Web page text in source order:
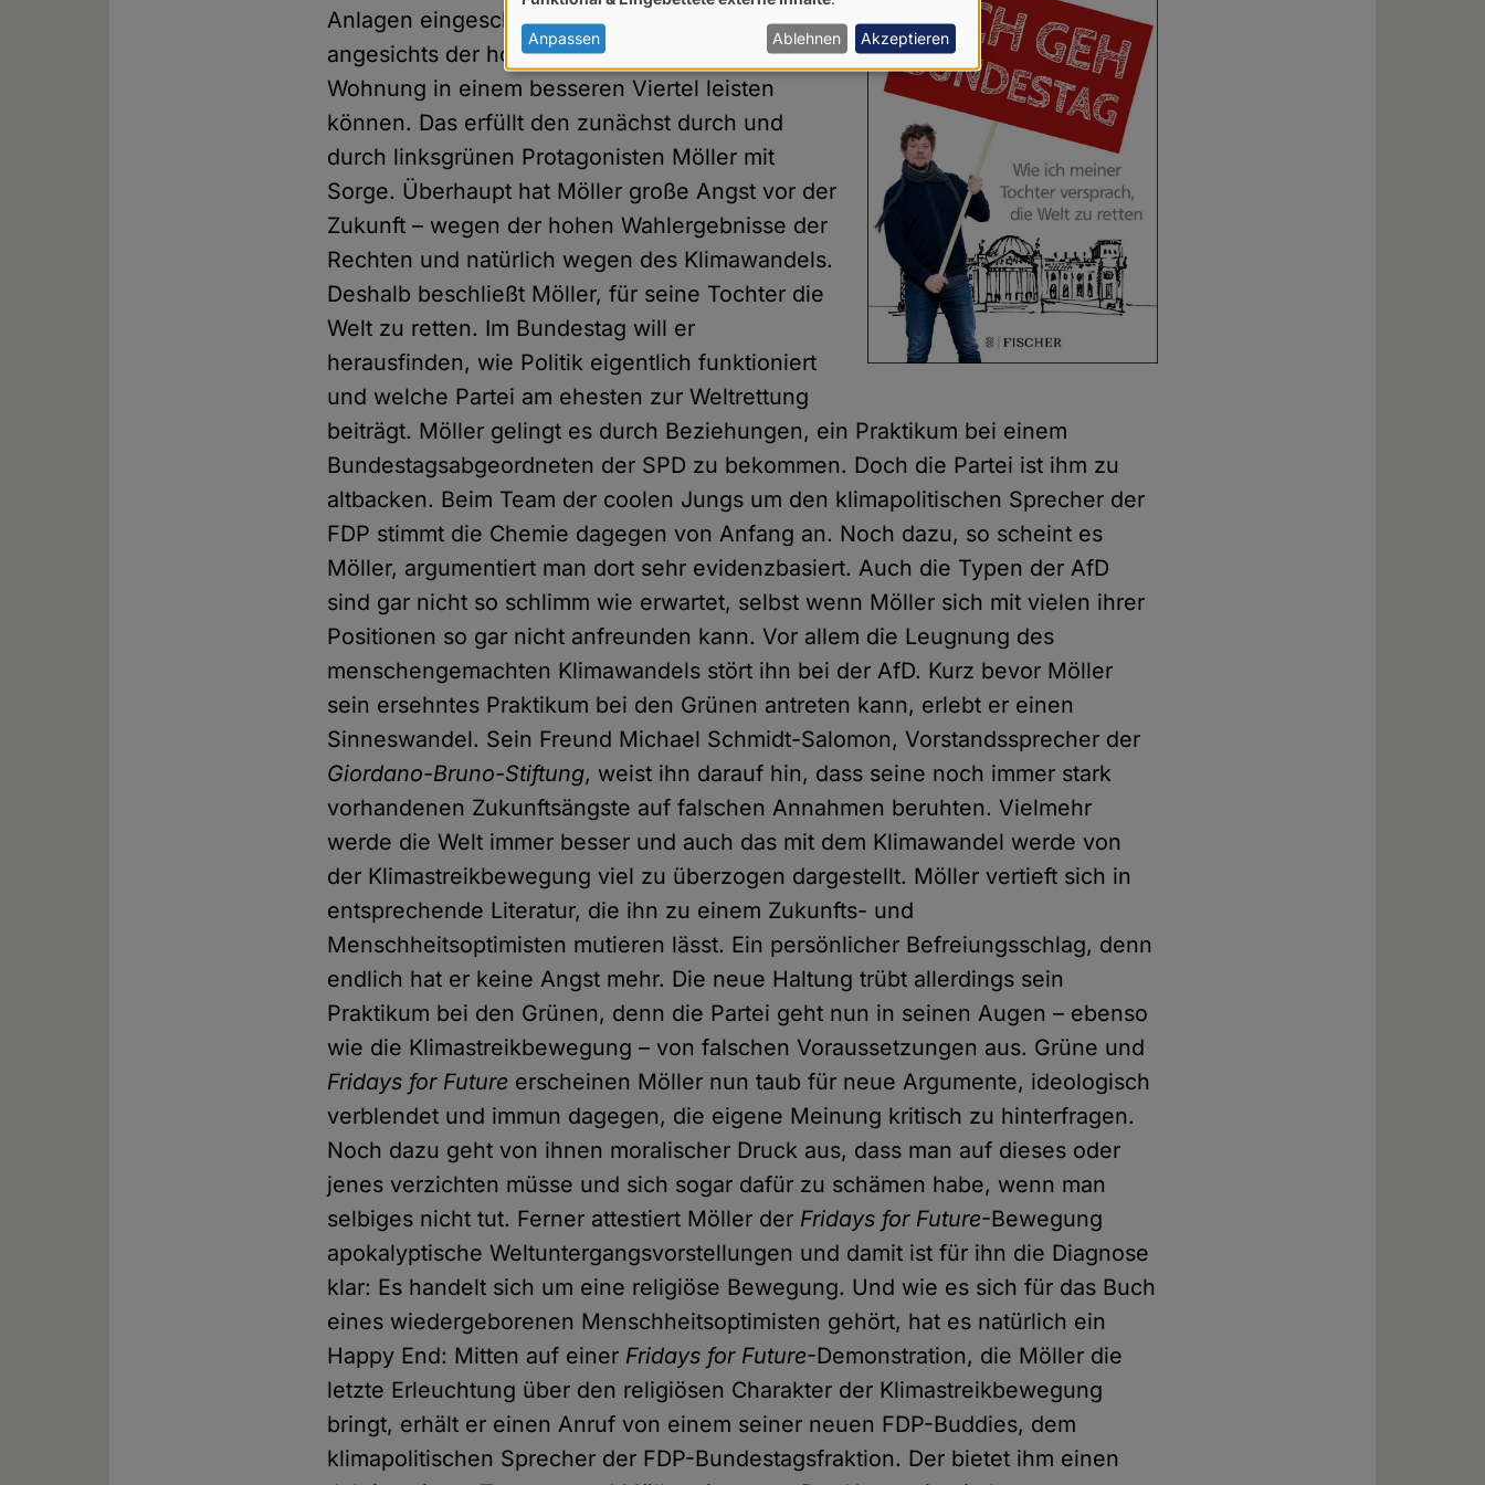
Anlagen eingeschult, weil ihre Eltern sich
angesichts der horrenden Berliner Mieten keine
Wohnung in einem besseren Viertel leisten
können. Das erfüllt den zunächst durch und
durch linksgrünen Protagonisten Möller mit
Sorge. Überhaupt hat Möller große Angst vor der
Zukunft – wegen der hohen Wahlergebnisse der
Rechten und natürlich wegen des Klimawandels.
Deshalb beschließt Möller, für seine Tochter die
Welt zu retten. Im Bundestag will er
herausfinden, wie Politik eigentlich funktioniert
und welche Partei am ehesten zur Weltrettung
beiträgt. Möller gelingt es durch Beziehungen, ein Praktikum bei einem
Bundestagsabgeordneten der SPD zu bekommen. Doch die Partei ist ihm zu
altbacken. Beim Team der coolen Jungs um den klimapolitischen Sprecher der
FDP stimmt die Chemie dagegen von Anfang an. Noch dazu, so scheint es
Möller, argumentiert man dort sehr evidenzbasiert. Auch die Typen der AfD
sind gar nicht so schlimm wie erwartet, selbst wenn Möller sich mit vielen ihrer
Positionen so gar nicht anfreunden kann. Vor allem die Leugnung des
menschengemachten Klimawandels stört ihn bei der AfD. Kurz bevor Möller
sein ersehntes Praktikum bei den Grünen antreten kann, erlebt er einen
Sinneswandel. Sein Freund Michael Schmidt-Salomon, Vorstandssprecher der
Giordano-Bruno-Stiftung, weist ihn darauf hin, dass seine noch immer stark
vorhandenen Zukunftsängste auf falschen Annahmen beruhten. Vielmehr
werde die Welt immer besser und auch das mit dem Klimawandel werde von
der Klimastreikbewegung viel zu überzogen dargestellt. Möller vertieft sich in
entsprechende Literatur, die ihn zu einem Zukunfts- und
Menschheitsoptimisten mutieren lässt. Ein persönlicher Befreiungsschlag, denn
endlich hat er keine Angst mehr. Die neue Haltung trübt allerdings sein
Praktikum bei den Grünen, denn die Partei geht nun in seinen Augen – ebenso
wie die Klimastreikbewegung – von falschen Voraussetzungen aus. Grüne und
Fridays for Future erscheinen Möller nun taub für neue Argumente, ideologisch
verblendet und immun dagegen, die eigene Meinung kritisch zu hinterfragen.
Noch dazu geht von ihnen moralischer Druck aus, dass man auf dieses oder
jenes verzichten müsse und sich sogar dafür zu schämen habe, wenn man
selbiges nicht tut. Ferner attestiert Möller der Fridays for Future-Bewegung
apokalyptische Weltuntergangsvorstellungen und damit ist für ihn die Diagnose
klar: Es handelt sich um eine religiöse Bewegung. Und wie es sich für das Buch
eines wiedergeborenen Menschheitsoptimisten gehört, hat es natürlich ein
Happy End: Mitten auf einer Fridays for Future-Demonstration, die Möller die
letzte Erleuchtung über den religiösen Charakter der Klimastreikbewegung
bringt, erhält er einen Anruf von einem seiner neuen FDP-Buddies, dem
klimapolitischen Sprecher der FDP-Bundestagsfraktion. Der bietet ihm einen
von
personenbezogenen
Daten
und
Cookies
Anpassen Ablehnen Akzeptieren